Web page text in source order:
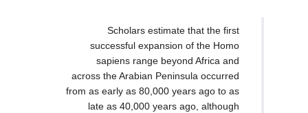
Scholars estimate that the first
successful expansion of the Homo
sapiens range beyond Africa and
across the Arabian Peninsula occurred
from as early as 80,000 years ago to as
late as 40,000 years ago, although